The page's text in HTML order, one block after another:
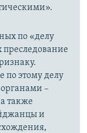
по «делу
по этому делу
–
также
и